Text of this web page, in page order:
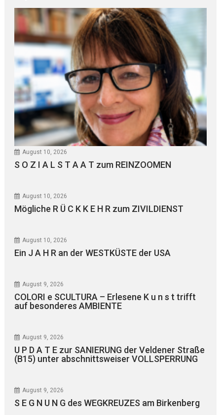
August 10, 2026
S O Z I A L S T A A T zum REINZOOMEN
August 10, 2026
Mögliche R Ü C K K E H R zum ZIVILDIENST
August 10, 2026
Ein J A H R an der WESTKÜSTE der USA
August 9, 2026
COLORI e SCULTURA – Erlesene K u n s t trifft
auf besonderes AMBIENTE
August 9, 2026
U P D A T E zur SANIERUNG der Veldener Straße
(B15) unter abschnittsweiser VOLLSPERRUNG
August 9, 2026
S E G N U N G des WEGKREUZES am Birkenberg